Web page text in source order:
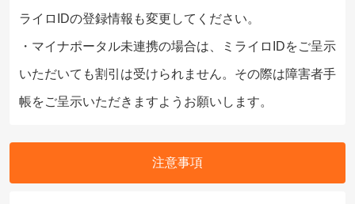
ライロIDの登録情報も変更してください。
・マイナポータル未連携の場合は、ミライロIDをご呈示
いただいても割引は受けられません。その際は障害者手
帳をご呈示いただきますようお願いします。
注意事項